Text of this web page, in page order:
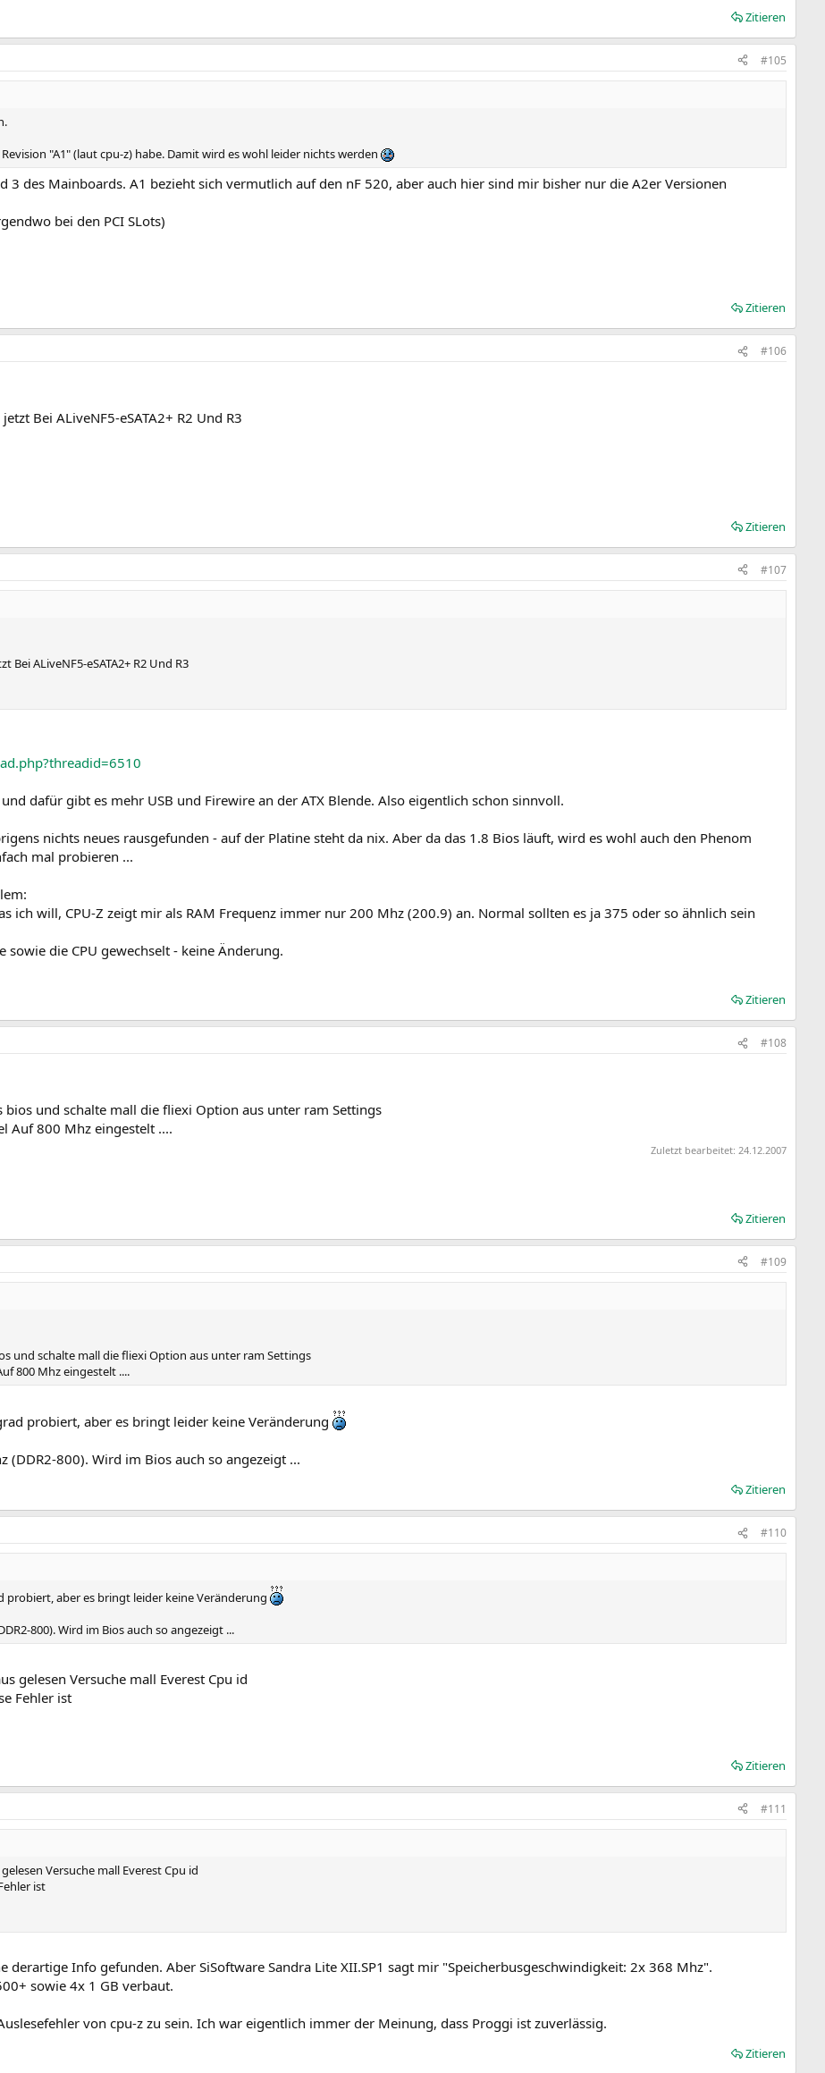
Zitieren
#105
"A1" (laut cpu-z) habe. Damit wird es wohl leider nichts werden
3 des Mainboards. A1 bezieht sich vermutlich auf den nF 520, aber auch hier sind mir bisher nur die A2er Versionen
bei den PCI SLots)
Zitieren
#106
Bei ALiveNF5-eSATA2+ R2 Und R3
Zitieren
#107
Bei ALiveNF5-eSATA2+ R2 Und R3
dafür gibt es mehr USB und Firewire an der ATX Blende. Also eigentlich schon sinnvoll.
nichts neues rausgefunden - auf der Platine steht da nix. Aber da das 1.8 Bios läuft, wird es wohl auch den Phenom
mal probieren ...
ich will, CPU-Z zeigt mir als RAM Frequenz immer nur 200 Mhz (200.9) an. Normal sollten es ja 375 oder so ähnlich sein
sowie die CPU gewechselt - keine Änderung.
Zitieren
#108
und schalte mall die fliexi Option aus unter ram Settings
Auf 800 Mhz eingestelt ....
Zuletzt bearbeitet: 24.12.2007
Zitieren
#109
und schalte mall die fliexi Option aus unter ram Settings
800 Mhz eingestelt ....
probiert, aber es bringt leider keine Veränderung
(DDR2-800). Wird im Bios auch so angezeigt ...
Zitieren
#110
probiert, aber es bringt leider keine Veränderung
800). Wird im Bios auch so angezeigt ...
gelesen Versuche mall Everest Cpu id
Fehler ist
Zitieren
#111
Versuche mall Everest Cpu id
ist
derartige Info gefunden. Aber SiSoftware Sandra Lite XII.SP1 sagt mir "Speicherbusgeschwindigkeit: 2x 368 Mhz".
sowie 4x 1 GB verbaut.
von cpu-z zu sein. Ich war eigentlich immer der Meinung, dass Proggi ist zuverlässig.
Zitieren